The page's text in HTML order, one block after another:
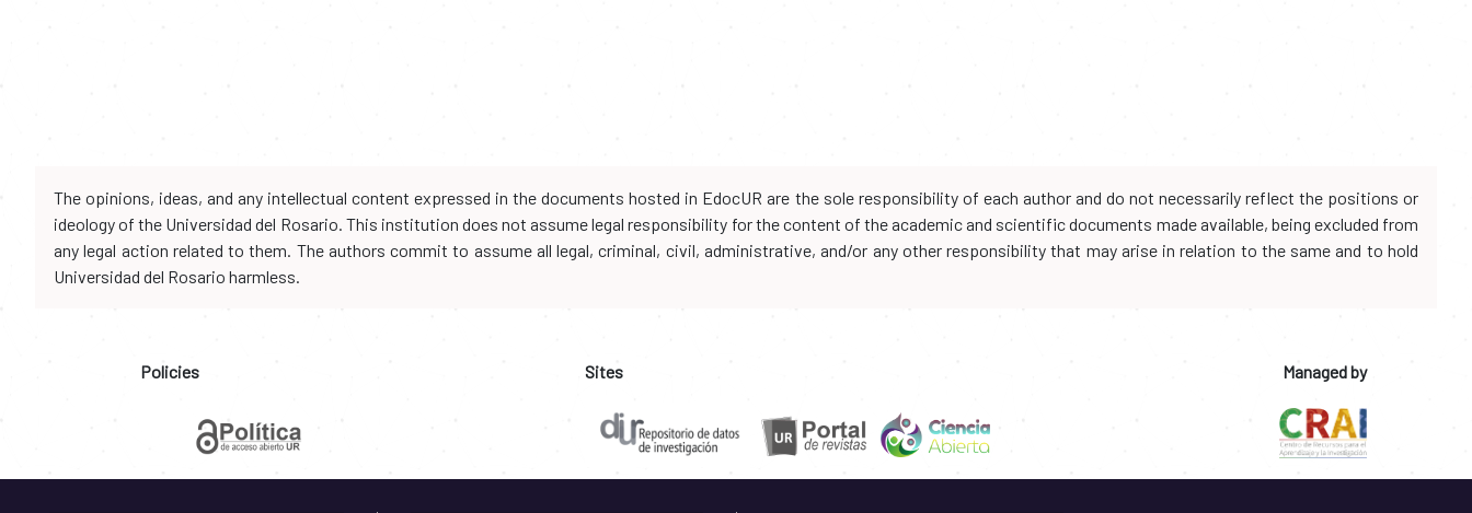
The opinions, ideas, and any intellectual content expressed in the documents hosted in EdocUR are the sole responsibility of each author and do not necessarily reflect the positions or
ideology of the Universidad del Rosario. This institution does not assume legal responsibility for the content of the academic and scientific documents made available, being excluded from
any legal action related to them. The authors commit to assume all legal, criminal, civil, administrative, and/or any other responsibility that may arise in relation to the same and to hold
Universidad del Rosario harmless.
Policies Sites Managed by